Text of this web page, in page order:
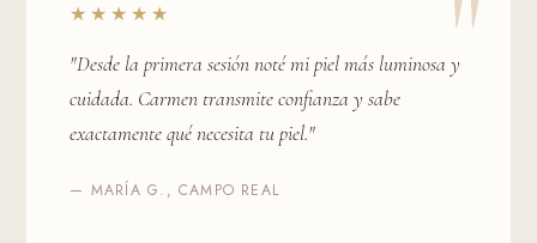
★★★★★
"Desde la primera sesión noté mi piel más luminosa y
cuidada. Carmen transmite confianza y sabe
exactamente qué necesita tu piel."
— MARÍA G., CAMPO REAL